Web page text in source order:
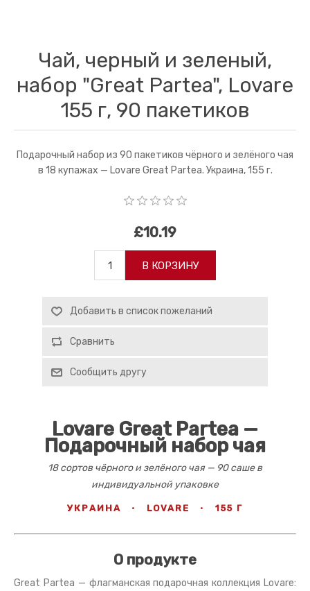
Чай, черный и зеленый,
набор "Great Partea", Lovare
155 г, 90 пакетиков
Подарочный набор из 90 пакетиков чёрного и зелёного чая
в 18 купажах — Lovare Great Partea. Украина, 155 г.
£10.19
В КОРЗИНУ
Добавить в список пожеланий
Сравнить
Сообщить другу
Lovare Great Partea —
Подарочный набор чая
18 сортов чёрного и зелёного чая — 90 саше в
индивидуальной упаковке
УКРАИНА · LOVARE · 155 Г
О продукте
Great Partea — флагманская подарочная коллекция Lovare: